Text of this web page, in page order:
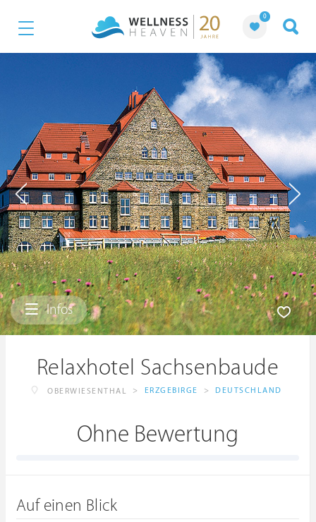
0
Infos
Relaxhotel Sachsenbaude
OBERWIESENTHAL > ERZGEBIRGE > DEUTSCHLAND
Ohne Bewertung
Auf einen Blick